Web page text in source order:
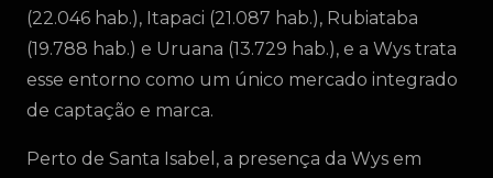
(22.046 hab.), Itapaci (21.087 hab.), Rubiataba
(19.788 hab.) e Uruana (13.729 hab.), e a Wys trata
esse entorno como um único mercado integrado
de captação e marca.
Perto de Santa Isabel, a presença da Wys em